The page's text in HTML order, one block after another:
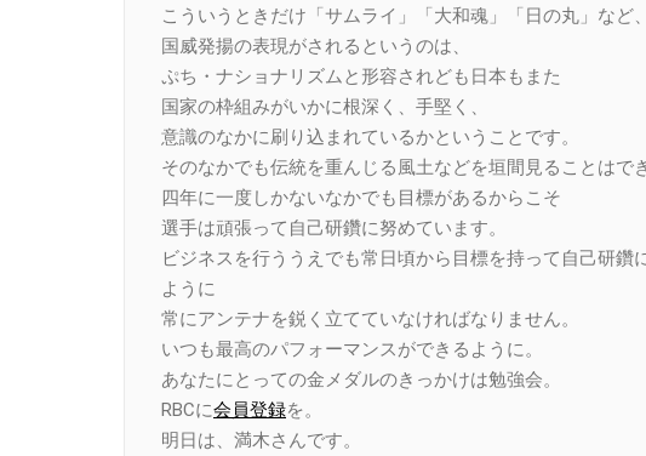
こういうときだけ「サムライ」「大和魂」「日の丸」など、
国威発揚の表現がされるというのは、
ぷち・ナショナリズムと形容されども日本もまた
国家の枠組みがいかに根深く、手堅く、
意識のなかに刷り込まれているかということです。
そのなかでも伝統を重んじる風土などを垣間見ることはで
四年に一度しかないなかでも目標があるからこそ
選手は頑張って自己研鑽に努めています。
ビジネスを行ううえでも常日頃から目標を持って自己研
ように
常にアンテナを鋭く立てていなければなりません。
いつも最高のパフォーマンスができるように。
あなたにとっての金メダルのきっかけは勉強会。
RBCに会員登録を。
明日は、満木さんです。